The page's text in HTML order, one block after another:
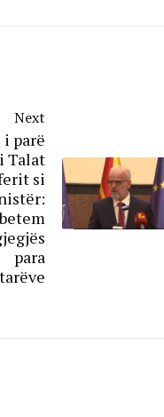
Next
parë
i Talat
si
para